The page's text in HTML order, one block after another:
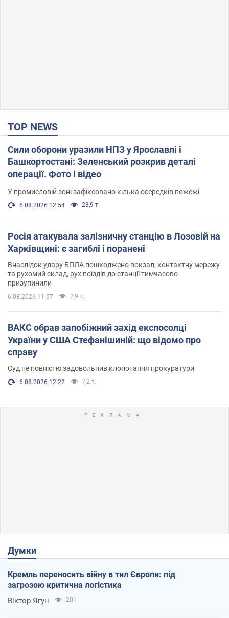
TOP NEWS
Сили оборони уразили НПЗ у Ярославлі і
Башкортостані: Зеленський розкрив деталі
операції. Фото і відео
У промисловій зоні зафіксовано кілька осередків пожежі
6.08.2026 12:54 28,9 т.
Росія атакувала залізничну станцію в Лозовій на
Харківщині: є загиблі і поранені
Внаслідок удару БПЛА пошкоджено вокзал, контактну мережу
та рухомий склад, рух поїздів до станції тимчасово
призупинили
6.08.2026 11:57 2,9 т.
ВАКС обрав запобіжний захід експосолці
України у США Стефанішиній: що відомо про
справу
Суд не повністю задовольнив клопотання прокуратури
6.08.2026 12:22 7,2 т.
Думки
Кремль переносить війну в тил Європи: під
загрозою критична логістика
Віктор Ягун 201